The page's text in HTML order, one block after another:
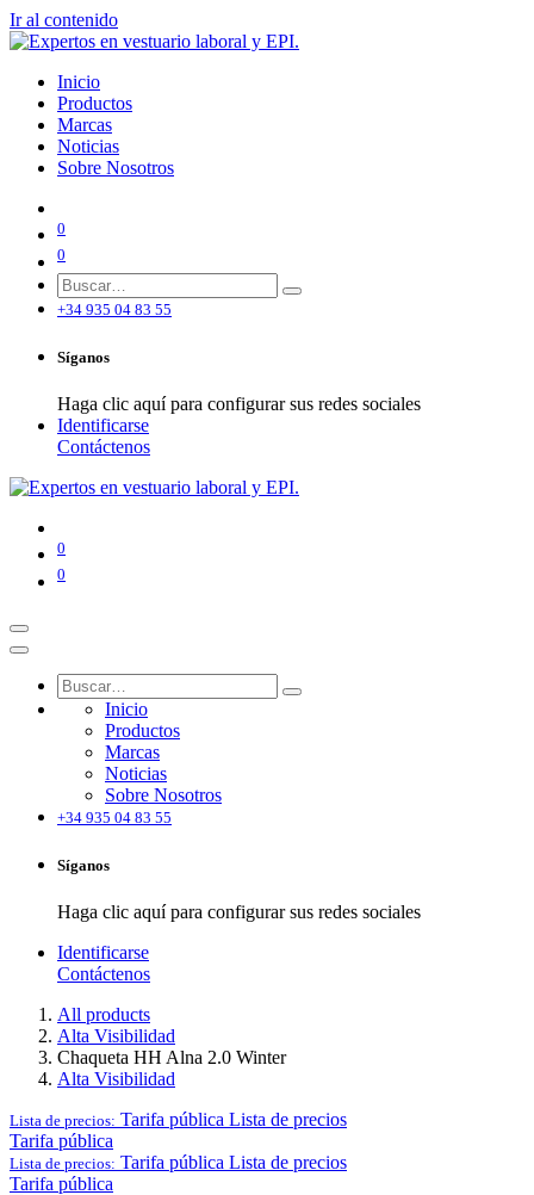
Ir al contenido
Inicio
Productos
Marcas
Noticias
Sobre Nosotros
0
0
+34 935 04 83 55
Síganos
Haga clic aquí para configurar sus redes sociales
Identificarse
Contáctenos
0
0
Inicio
Productos
Marcas
Noticias
Sobre Nosotros
+34 935 04 83 55
Síganos
Haga clic aquí para configurar sus redes sociales
Identificarse
Contáctenos
All products
Alta Visibilidad
Chaqueta HH Alna 2.0 Winter
Alta Visibilidad
Lista de precios: Tarifa pública Lista de precios
Tarifa pública
Lista de precios: Tarifa pública Lista de precios
Tarifa pública